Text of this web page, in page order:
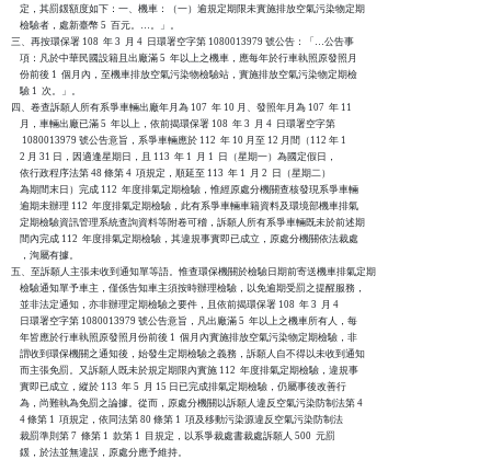
    定，其罰鍰額度如下：一、機車：（一）逾規定期限未實施排放空氣污染物定期
    檢驗者，處新臺幣 5  百元。…。」。
三、再按環保署 108  年 3  月 4  日環署空字第 1080013979 號公告：「…公告事
    項：凡於中華民國設籍且出廠滿 5  年以上之機車，應每年於行車執照原發照月
    份前後 1  個月內，至機車排放空氣污染物檢驗站，實施排放空氣污染物定期檢
    驗 1  次。」。
四、卷查訴願人所有系爭車輛出廠年月為 107  年 10 月、發照年月為 107  年 11
    月，車輛出廠已滿 5  年以上，依前揭環保署 108  年 3  月 4  日環署空字第
     1080013979 號公告意旨，系爭車輛應於 112  年 10 月至 12 月間（112 年 1
    2 月 31 日，因適逢星期日，且 113  年 1  月 1  日（星期一）為國定假日，
    依行政程序法第 48 條第 4  項規定，順延至 113  年 1  月 2  日（星期二）
    為期間末日）完成 112  年度排氣定期檢驗，惟經原處分機關查核發現系爭車輛
    逾期未辦理 112  年度排氣定期檢驗，此有系爭車輛車籍資料及環境部機車排氣
    定期檢驗資訊管理系統查詢資料等附卷可稽，訴願人所有系爭車輛既未於前述期
    間內完成 112  年度排氣定期檢驗，其違規事實即已成立，原處分機關依法裁處
    ，洵屬有據。
五、至訴願人主張未收到通知單等語。惟查環保機關於檢驗日期前寄送機車排氣定期
    檢驗通知單予車主，僅係告知車主須按時辦理檢驗，以免逾期受罰之提醒服務，
    並非法定通知，亦非辦理定期檢驗之要件，且依前揭環保署 108  年 3  月 4
    日環署空字第 1080013979 號公告意旨，凡出廠滿 5  年以上之機車所有人，每
    年皆應於行車執照原發照月份前後 1  個月內實施排放空氣污染物定期檢驗，非
    謂收到環保機關之通知後，始發生定期檢驗之義務，訴願人自不得以未收到通知
    而主張免罰。又訴願人既未於規定期限內實施 112  年度排氣定期檢驗，違規事
    實即已成立，縱於 113  年 5  月 15 日已完成排氣定期檢驗，仍屬事後改善行
    為，尚難執為免罰之論據。從而，原處分機關以訴願人違反空氣污染防制法第 4
    4 條第 1  項規定，依同法第 80 條第 1  項及移動污染源違反空氣污染防制法
    裁罰準則第 7  條第 1  款第 1  目規定，以系爭裁處書裁處訴願人 500  元罰
    鍰，於法並無違誤，原處分應予維持。